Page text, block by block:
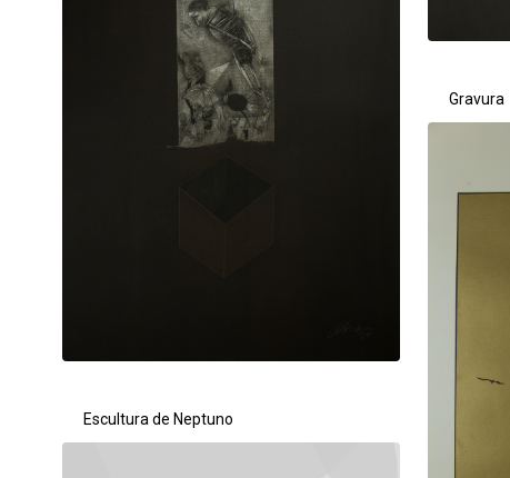
Gravura
Escultura de Neptuno